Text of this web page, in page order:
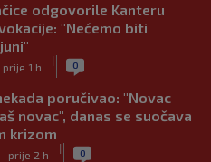
odgovorile Kanteru
"Nećemo biti
prije 1 h
| 0
poručivao: "Novac
novac", danas se suočava
krizom
prije 2 h
| 0